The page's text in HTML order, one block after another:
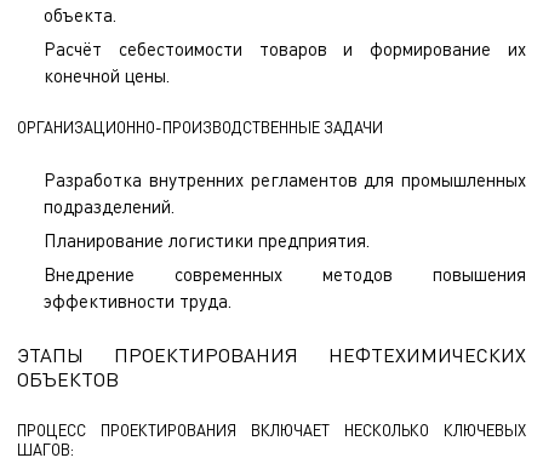
объекта.
Расчёт себестоимости товаров и формирование их
конечной цены.
ОРГАНИЗАЦИОННО-ПРОИЗВОДСТВЕННЫЕ ЗАДАЧИ
Разработка внутренних регламентов для промышленных
подразделений.
Планирование логистики предприятия.
Внедрение современных методов повышения
эффективности труда.
ЭТАПЫ ПРОЕКТИРОВАНИЯ НЕФТЕХИМИЧЕСКИХ
ОБЪЕКТОВ
ПРОЦЕСС ПРОЕКТИРОВАНИЯ ВКЛЮЧАЕТ НЕСКОЛЬКО КЛЮЧЕВЫХ
ШАГОВ: